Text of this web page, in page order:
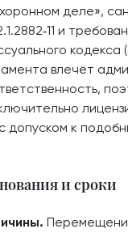
деле»,
и
кодекса
влечёт
допуском к
и сроки